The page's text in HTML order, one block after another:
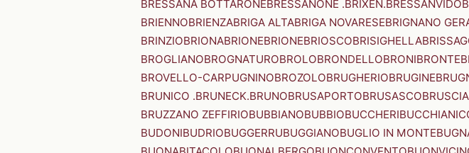
BRESSANA BOTTARONEBRESSANONE .BRIXEN.BRESSANVIDO
BRIENNOBRIENZABRIGA ALTABRIGA NOVARESEBRIGNANO
BRINZIOBRIONABRIONEBRIONEBRIOSCOBRISIGHELLA
BROGLIANOBROGNATUROBROLOBRONDELLOBRONIBRONTE
BROVELLO-CARPUGNINOBROZOLOBRUGHERIOBRUGINE
BRUNICO .BRUNECK.BRUNOBRUSAPORTOBRUSASCO
BRUZZANO ZEFFIRIOBUBBIANOBUBBIOBUCCHERI
BUDONIBUDRIOBUGGERRUBUGGIANOBUGLIO IN MONTE